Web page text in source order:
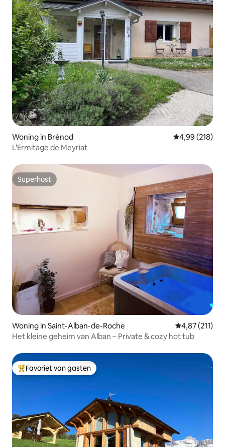
Woning in Brénod Gemiddelde
4,99 (218)
L'Ermitage de Meyriat
Superhost
Superhost
Woning in Saint-Alban-de-Roche Gemiddelde
4,87 (211)
Het kleine geheim van Alban – Private & cozy hot tub
Topfavoriet van gasten
Favoriet van gasten